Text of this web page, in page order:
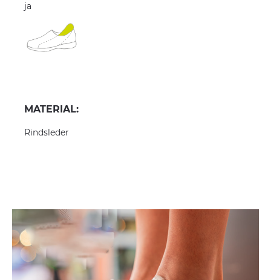
ja
MATERIAL:
Rindsleder